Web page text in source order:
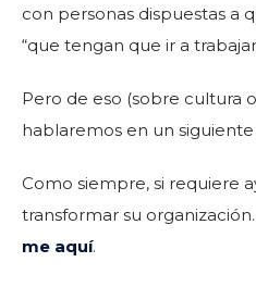
con personas dispuestas a
“que tengan que ir a
Pero de eso (sobre cultura
hablaremos en un
Como siempre, si requiere
transformar su
me aquí.